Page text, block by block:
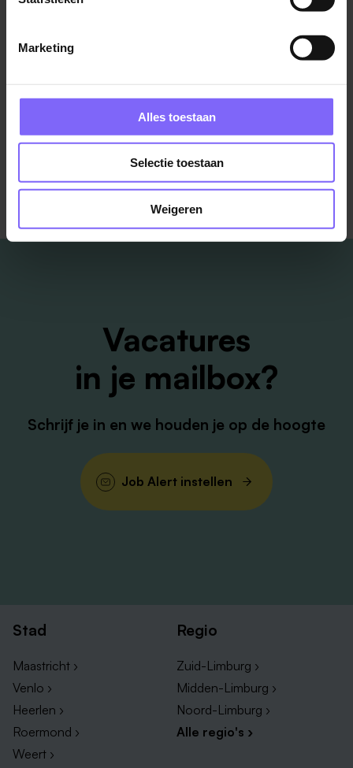
Marketing
Alles toestaan
Selectie toestaan
Weigeren
Center Parcs
Bekijk meer vacatures
Vacatures
in je mailbox?
Schrijf je in en we houden je op de hoogte
Job Alert instellen
Stad
Maastricht ›
Venlo ›
Heerlen ›
Roermond ›
Weert ›
Regio
Zuid-Limburg ›
Midden-Limburg ›
Noord-Limburg ›
Alle regio's ›